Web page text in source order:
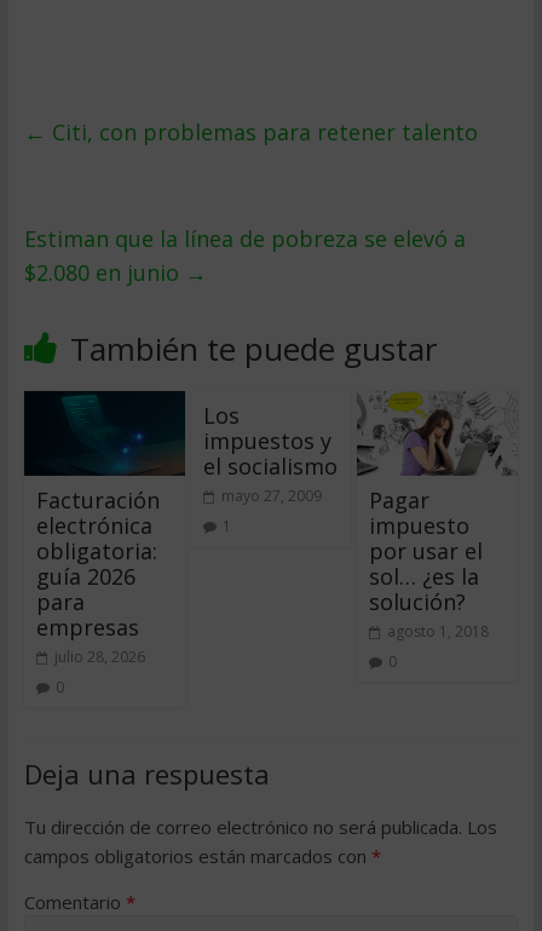
← Citi, con problemas para retener talento
Estiman que la lí­nea de pobreza se elevó a
$2.080 en junio →
También te puede gustar
Facturación
electrónica
obligatoria:
guía 2026
para
empresas
julio 28, 2026
0
Los
impuestos y
el socialismo
mayo 27, 2009
1
Pagar
impuesto
por usar el
sol… ¿es la
solución?
agosto 1, 2018
0
Deja una respuesta
Tu dirección de correo electrónico no será publicada. Los
campos obligatorios están marcados con *
Comentario *